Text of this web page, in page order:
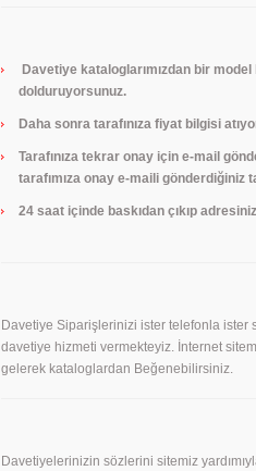
Davetiye kataloglarımızdan bir
dolduruyorsunuz.
Daha sonra tarafınıza fiyat bilgisi
Tarafınıza tekrar onay için e-mail
tarafımıza onay e-maili gönderdiğiniz
24 saat içinde baskıdan çıkıp
Davetiye Siparişlerinizi ister telefonla ister
davetiye hizmeti vermekteyiz. İnternet
gelerek kataloglardan Beğenebilirsiniz.
Davetiyelerinizin sözlerini sitemiz